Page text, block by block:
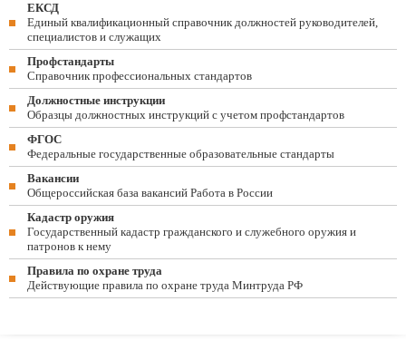
ЕКСД
Единый квалификационный справочник должностей руководителей,
специалистов и служащих
Профстандарты
Справочник профессиональных стандартов
Должностные инструкции
Образцы должностных инструкций с учетом профстандартов
ФГОС
Федеральные государственные образовательные стандарты
Вакансии
Общероссийская база вакансий Работа в России
Кадастр оружия
Государственный кадастр гражданского и служебного оружия и
патронов к нему
Правила по охране труда
Действующие правила по охране труда Минтруда РФ